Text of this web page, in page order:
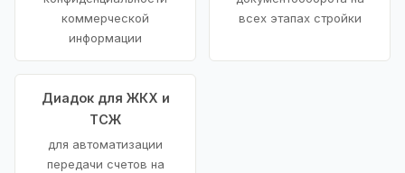
коммерческой
информации
всех этапах стройки
Диадок для ЖКХ и
ТСЖ
для автоматизации
передачи счетов на